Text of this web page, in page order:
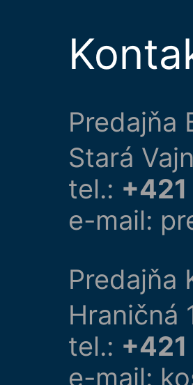
Predajňa
Stará
tel.:
e-mail:
Predajňa
Hraničná
tel.:
e-mail: